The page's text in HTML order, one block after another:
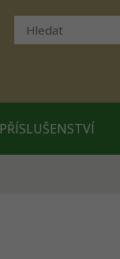
PŘÍSLUŠENSTVÍ